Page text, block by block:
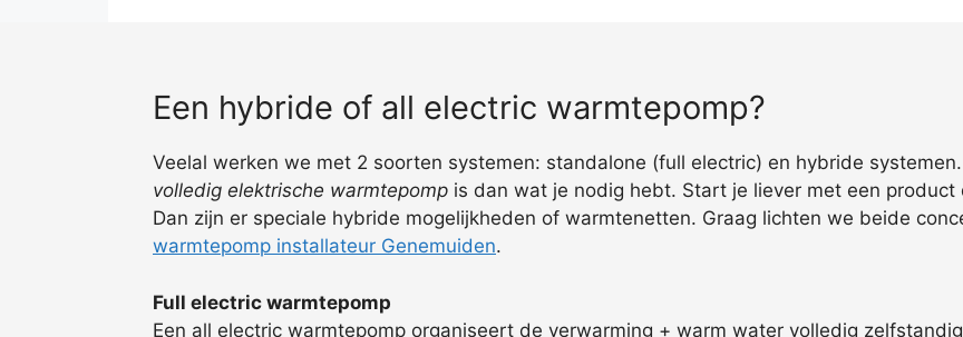
Een hybride of all electric warmtepomp?
Veelal werken we met 2 soorten systemen: standalone (full electric) en hybride
volledig elektrische warmtepomp is dan wat je nodig hebt. Start je liever met een
Dan zijn er speciale hybride mogelijkheden of warmtenetten. Graag lichten we beide
warmtepomp installateur Genemuiden.
Full electric warmtepomp
Een all electric warmtepomp organiseert de verwarming + warm water volledig